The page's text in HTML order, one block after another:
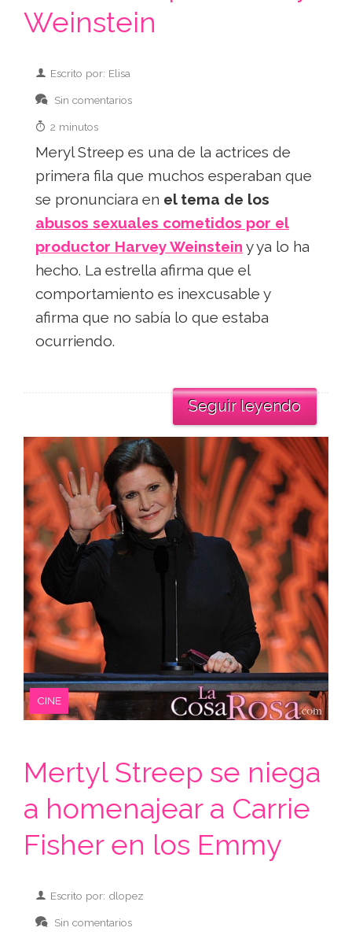
Weinstein
Escrito por: Elisa
Sin comentarios
2 minutos
Meryl Streep es una de la actrices de
primera fila que muchos esperaban que
se pronunciara en el tema de los
abusos sexuales cometidos por el
productor Harvey Weinstein y ya lo ha
hecho. La estrella afirma que el
comportamiento es inexcusable y
afirma que no sabía lo que estaba
ocurriendo.
Seguir leyendo
CINE
Mertyl Streep se niega
a homenajear a Carrie
Fisher en los Emmy
Escrito por: dlopez
Sin comentarios